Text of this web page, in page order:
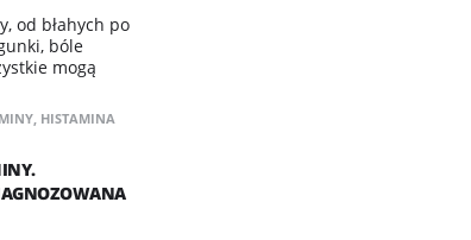
od błahych po
bóle
mogą
, HISTAMINA